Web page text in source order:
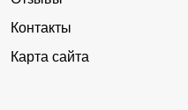
Контакты
Карта сайта